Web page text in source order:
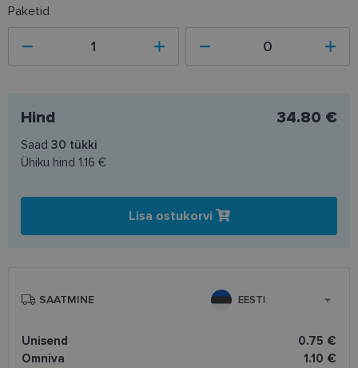
Paketid
Hind 34.80 €
Saad 30 tükki
Ühiku hind 1.16 €
Lisa ostukorvi
SAATMINE EESTI
Unisend
0.75 €
Omniva
1.10 €